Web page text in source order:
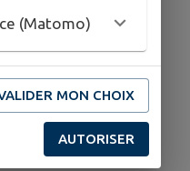
(Matomo)
MON CHOIX
AUTORISER